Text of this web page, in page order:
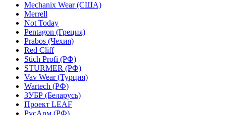
Mechanix Wear (США)
Merrell
Not Today
Pentagon (Греция)
Prabos (Чехия)
Red Cliff
Stich Profi (РФ)
STURMER (РФ)
Vav Wear (Турция)
Wartech (РФ)
ЗУБР (Беларусь)
Проект LEAF
РусАрм (РФ)